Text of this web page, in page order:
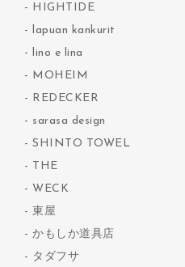
HIGHTIDE
lapuan kankurit
lino e lina
MOHEIM
REDECKER
sarasa design
SHINTO TOWEL
THE
WECK
東屋
かもしか道具店
タダフサ